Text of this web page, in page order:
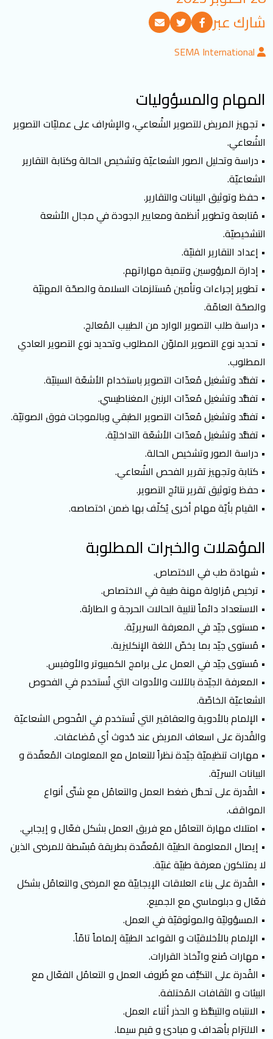
تسجيل الدخول
العربية
تابعنا
شارك عبر
SEMA International
المهام والمسؤوليات
• تجهيز المريض للتصوير الشُعاعي، والإشراف على عمليّات التصوير
الشُعاعي.
• دراسة وتحليل الصور الشعاعيّة وتشخيص الحالة وكتابة التقارير
الشعاعيّة.
• حفظ وتوثيق البيانات والتقارير.
• مُتابعة وتطوير أنظمة ومعايير الجودة في مجال الأشعة
التشخيصيّة.
• إعداد التقارير الفنيّة.
• إدارة المرؤوسين وتنمية مهاراتهم.
• تطوير إجراءات وتأمين مُستلزمات السلامة والصحّة المهنيّة
والصحّة العامّة.
• دراسة طلب التصوير الوارد من الطبيب المُعالج.
• تحديد نوع التصوير الملوّن المطلوب وتحديد نوع التصوير العادي
المطلوب.
• تفقُّد وتشغيل مُعدّات التصوير باستخدام الأشعّة السينيّة.
• تفقُّد وتشغيل مُعدّات الرنين المغناطيسي.
• تفقُّد وتشغيل مُعدّات التصوير الطبقي وبالموجات فوق الصوتيّة.
• تفقُّد وتشغيل مُعدّات الأشعّة التداخليّة.
• دراسة الصور وتشخيص الحالة.
• كتابة وتجهيز تقرير الفحص الشُعاعي.
• حفظ وتوثيق تقرير نتائج التصوير.
• القيام بأيّة مهام أخرى يُكلّف بها ضمن اختصاصه.
المؤهلات والخبرات المطلوبة
• شهادة طب في الاختصاص.
• ترخيص مُزاولة مهنة طبية في الاختصاص.
• الاستعداد دائماً لتلبية الحالات الحرجة و الطارئة.
• مستوى جيّد في المعرفة السريريّة.
• مُستوى جيّد بما يخصّ اللغة الإنكليزية.
• مُستوى جيّد في العمل على برامج الكمبيوتر والأوفيس.
• المعرفة الجيّدة بالآلات والأدوات التي تُستخدم في الفحوص
الشعاعيّة الخاصّة.
• الإلمام بالأدوية والعقاقير التي تُستخدم في الفُحوص الشعاعيّة
والقُدرة على اسعاف المريض عند حُدوث أي مُضاعفات.
• مهارات تنظيميّة جيّدة نظراً للتعامل مع المعلومات المُعقّدة و
البيانات السريّة.
• القُدرة على تحمُّل ضغط العمل والتعامُل مع شتّى أنواع
المواقف.
• امتلاك مهارة التعامُل مع فريق العمل بشكل فعّال و إيجابي.
• إيصال المعلومة الطبيّة المُعقّدة بطريقة مُبسّطة للمرضى الذين
لا يمتلكون معرفة طبيّة غنيّة.
• القُدرة على بناء العلاقات الإيجابيّة مع المرضى والتعامُل بشكل
فعّال و دبلوماسي مع الجميع.
• المسؤوليّة والموثوقيّة في العمل.
• الإلمام بالأخلاقيّات و القواعد الطبيّة إلماماً تامّاً.
• مهارات صُنع واتّخاذ القرارات.
• القُدرة على التكيُّف مع ظُروف العمل و التعامُل الفعّال مع
البيئات و الثقافات المُختلفة.
• الانتباه والتيقُّظ و الحذر أثناء العمل.
• الالتزام بأهداف و مبادئ و قيم سيما.